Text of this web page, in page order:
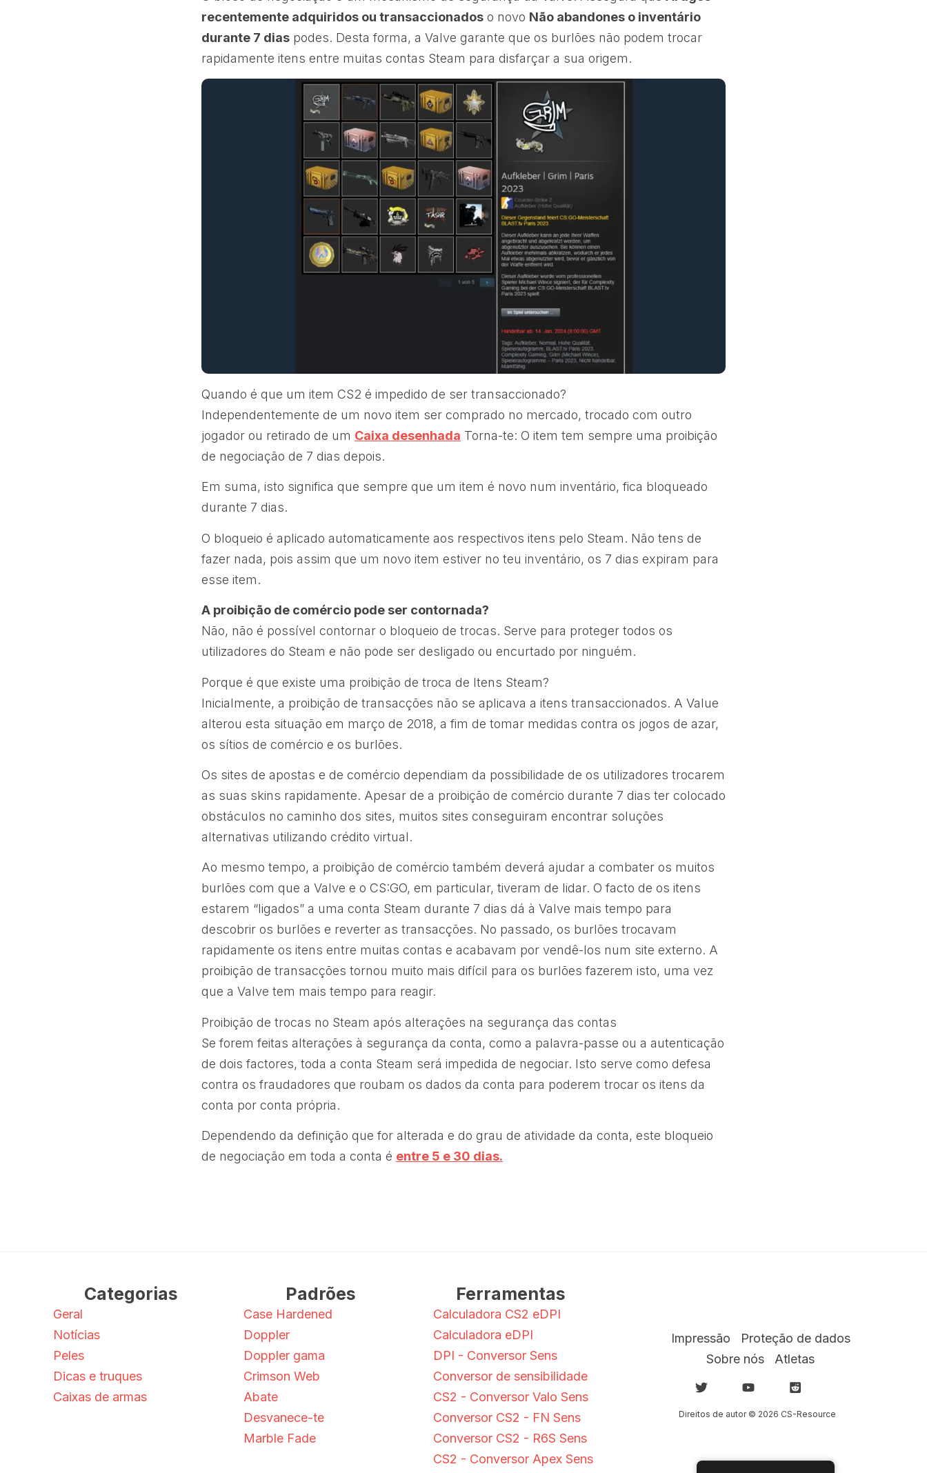
recentemente adquiridos ou transaccionados o novo Não abandones o inventário
durante 7 dias podes. Desta forma, a Valve garante que os burlões não podem trocar
rapidamente itens entre muitas contas Steam para disfarçar a sua origem.
Quando é que um item CS2 é impedido de ser transaccionado?
Independentemente de um novo item ser comprado no mercado, trocado com outro
jogador ou retirado de um Caixa desenhada Torna-te: O item tem sempre uma proibição
de negociação de 7 dias depois.
Em suma, isto significa que sempre que um item é novo num inventário, fica bloqueado
durante 7 dias.
O bloqueio é aplicado automaticamente aos respectivos itens pelo Steam. Não tens de
fazer nada, pois assim que um novo item estiver no teu inventário, os 7 dias expiram para
esse item.
A proibição de comércio pode ser contornada?
Não, não é possível contornar o bloqueio de trocas. Serve para proteger todos os
utilizadores do Steam e não pode ser desligado ou encurtado por ninguém.
Porque é que existe uma proibição de troca de Itens Steam?
Inicialmente, a proibição de transacções não se aplicava a itens transaccionados. A Value
alterou esta situação em março de 2018, a fim de tomar medidas contra os jogos de azar,
os sítios de comércio e os burlões.
Os sites de apostas e de comércio dependiam da possibilidade de os utilizadores trocarem
as suas skins rapidamente. Apesar de a proibição de comércio durante 7 dias ter colocado
obstáculos no caminho dos sites, muitos sites conseguiram encontrar soluções
alternativas utilizando crédito virtual.
Ao mesmo tempo, a proibição de comércio também deverá ajudar a combater os muitos
burlões com que a Valve e o CS:GO, em particular, tiveram de lidar. O facto de os itens
estarem “ligados” a uma conta Steam durante 7 dias dá à Valve mais tempo para
descobrir os burlões e reverter as transacções. No passado, os burlões trocavam
rapidamente os itens entre muitas contas e acabavam por vendê-los num site externo. A
proibição de transacções tornou muito mais difícil para os burlões fazerem isto, uma vez
que a Valve tem mais tempo para reagir.
Proibição de trocas no Steam após alterações na segurança das contas
Se forem feitas alterações à segurança da conta, como a palavra-passe ou a autenticação
de dois factores, toda a conta Steam será impedida de negociar. Isto serve como defesa
contra os fraudadores que roubam os dados da conta para poderem trocar os itens da
conta por conta própria.
Dependendo da definição que for alterada e do grau de atividade da conta, este bloqueio
de negociação em toda a conta é entre 5 e 30 dias.
Categorias
Geral
Notícias
Peles
Dicas e truques
Caixas de armas
Padrões
Case Hardened
Doppler
Doppler gama
Crimson Web
Abate
Desvanece-te
Marble Fade
Ferramentas
Calculadora CS2 eDPI
Calculadora eDPI
DPI - Conversor Sens
Conversor de sensibilidade
CS2 - Conversor Valo Sens
Conversor CS2 - FN Sens
Conversor CS2 - R6S Sens
CS2 - Conversor Apex Sens
Impressão
Proteção de dados
Sobre nós
Atletas
Direitos de autor © 2026 CS-Resource